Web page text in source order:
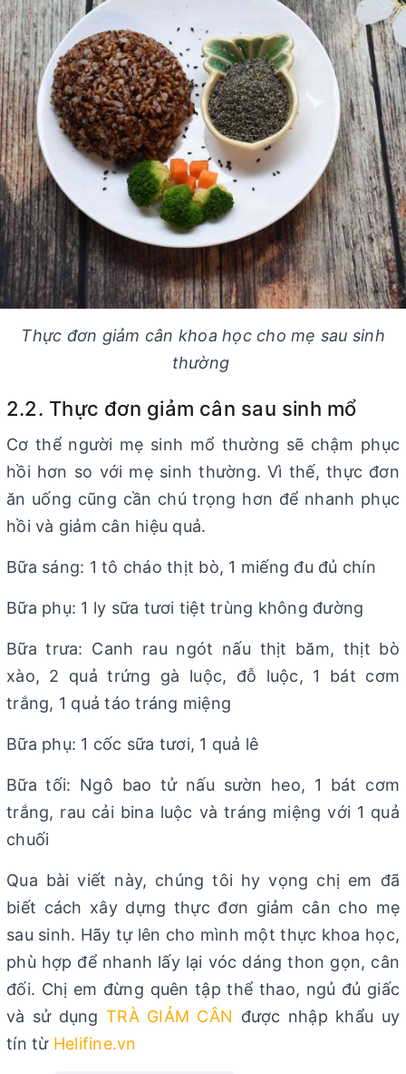
Thực đơn giảm cân khoa học cho mẹ sau sinh
thường
2.2. Thực đơn giảm cân sau sinh mổ
Cơ thể người mẹ sinh mổ thường sẽ chậm phục
hồi hơn so với mẹ sinh thường. Vì thế, thực đơn
ăn uống cũng cần chú trọng hơn để nhanh phục
hồi và giảm cân hiệu quả.
Bữa sáng: 1 tô cháo thịt bò, 1 miếng đu đủ chín
Bữa phụ: 1 ly sữa tươi tiệt trùng không đường
Bữa trưa: Canh rau ngót nấu thịt băm, thịt bò
xào, 2 quả trứng gà luộc, đỗ luộc, 1 bát cơm
trắng, 1 quả táo tráng miệng
Bữa phụ: 1 cốc sữa tươi, 1 quả lê
Bữa tối: Ngô bao tử nấu sườn heo, 1 bát cơm
trắng, rau cải bina luộc và tráng miệng với 1 quả
chuối
Qua bài viết này, chúng tôi hy vọng chị em đã
biết cách xây dựng thực đơn giảm cân cho mẹ
sau sinh. Hãy tự lên cho mình một thực khoa học,
phù hợp để nhanh lấy lại vóc dáng thon gọn, cân
đối. Chị em đừng quên tập thể thao, ngủ đủ giấc
và sử dụng TRÀ GIẢM CÂN được nhập khẩu uy
tín từ Helifine.vn